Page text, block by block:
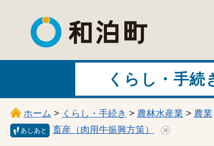
和泊町
くらし・手続
ホーム > くらし・手続き > 農林水産業 > 農業
あしあと 畜産（肉用牛振興方策）